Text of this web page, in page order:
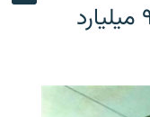
بانک مرکزی ایران گم شدن ۹ میلیارد